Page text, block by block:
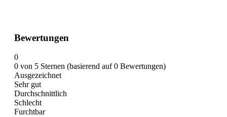
Bewertungen
0
0 von 5 Sternen (basierend auf 0 Bewertungen)
Ausgezeichnet
Sehr gut
Durchschnittlich
Schlecht
Furchtbar